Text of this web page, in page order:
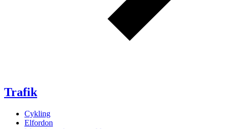
Trafik
Cykling
Elfordon